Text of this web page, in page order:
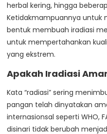
herbal kering, hingga
Ketidakmampuannya untuk
bentuk membuah iradiasi
untuk mempertahankan
yang ekstrem.
Apakah Iradiasi
Kata “radiasi” sering
pangan telah dinyatakan
internasionsal seperti WHO,
disinari tidak berubah